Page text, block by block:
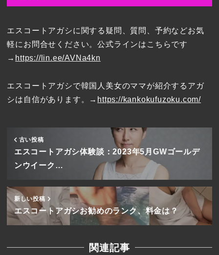
エスコートアガシに関する疑問、質問、予約などお気
軽にお問合せください。公式ラインはこちらです
→ https://lin.ee/AVNa4kn
エスコートアガシで韓国人美女のママが紹介するアガ
シは自信があります。→ https://kankokufuzoku.com/
古い投稿
エスコートアガシ体験談：2023年5月GWゴールデ
ンウイーク…
新しい投稿
エスコートアガシお勧めのランク、料金は？
関連記事